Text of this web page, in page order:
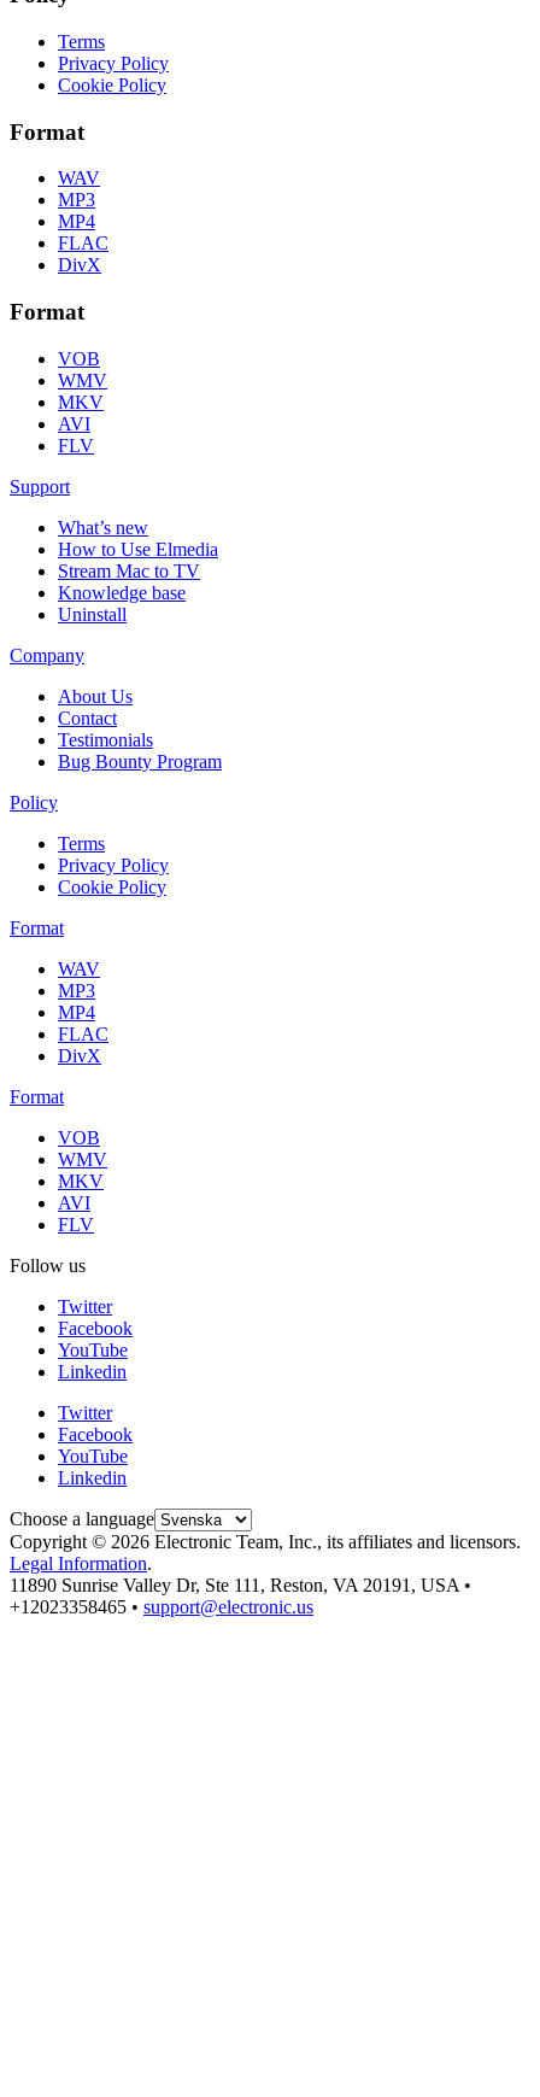
Terms
Privacy Policy
Cookie Policy
Format
WAV
MP3
MP4
FLAC
DivX
Format
VOB
WMV
MKV
AVI
FLV
Support
What’s new
How to Use Elmedia
Stream Mac to TV
Knowledge base
Uninstall
Company
About Us
Contact
Testimonials
Bug Bounty Program
Policy
Terms
Privacy Policy
Cookie Policy
Format
WAV
MP3
MP4
FLAC
DivX
Format
VOB
WMV
MKV
AVI
FLV
Follow us
Twitter
Facebook
YouTube
Linkedin
Twitter
Facebook
YouTube
Linkedin
Choose a language
Copyright © 2026 Electronic Team, Inc., its affiliates and licensors.
Legal Information.
11890 Sunrise Valley Dr, Ste 111, Reston, VA 20191, USA •
+12023358465 • support@electronic.us